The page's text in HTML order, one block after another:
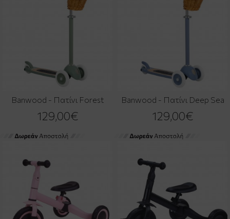
Banwood - Πατίνι Forest
129,00€
Banwood - Πατίνι Deep Sea
129,00€